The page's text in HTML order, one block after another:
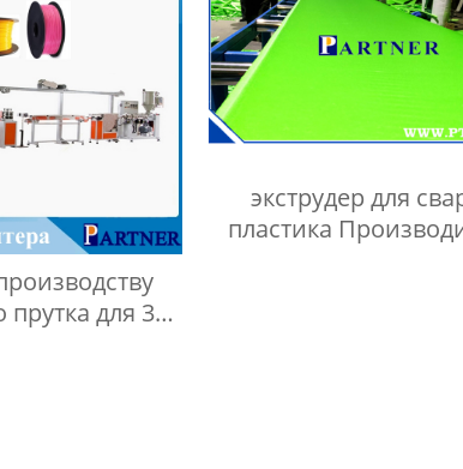
для 3D-
экструдер для
пластика